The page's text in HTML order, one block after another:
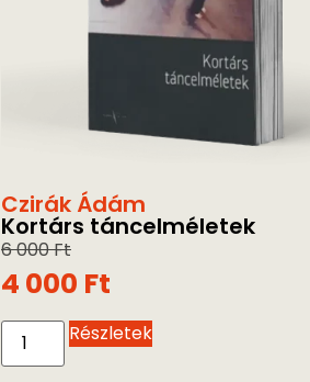
Czirák Ádám
Kortárs táncelméletek
6 000Ft
4 000 Ft
Részletek